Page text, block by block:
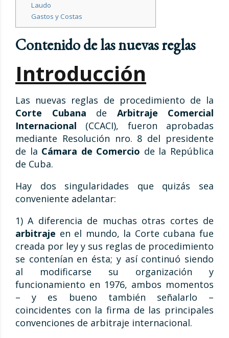
Laudo
Gastos y Costas
Contenido de las nuevas reglas
Introducción
Las nuevas reglas de procedimiento de la
Corte Cubana de Arbitraje Comercial
Internacional (CCACI), fueron aprobadas
mediante Resolución nro. 8 del presidente
de la Cámara de Comercio de la República
de Cuba.
Hay dos singularidades que quizás sea
conveniente adelantar:
1) A diferencia de muchas otras cortes de
arbitraje en el mundo, la Corte cubana fue
creada por ley y sus reglas de procedimiento
se contenían en ésta; y así continuó siendo
al modificarse su organización y
funcionamiento en 1976, ambos momentos
– y es bueno también señalarlo –
coincidentes con la firma de las principales
convenciones de arbitraje internacional.